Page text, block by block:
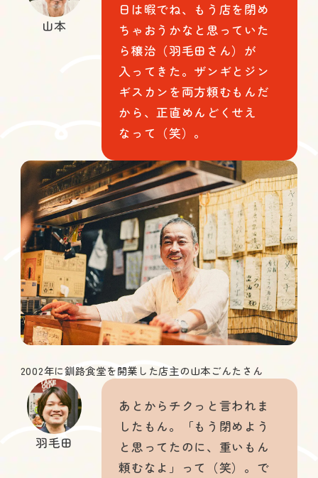
日は暇でね、もう店を閉め
ちゃおうかなと思っていた
ら穣治（羽毛田さん）が
入ってきた。ザンギとジン
ギスカンを両方頼むもんだ
から、正直めんどくせえ
なって（笑）。
山本
2002年に釧路食堂を開業した店主の山本ごんたさん
あとからチクっと言われま
したもん。「もう閉めよう
と思ってたのに、重いもん
頼むなよ」って（笑）。で
羽毛田